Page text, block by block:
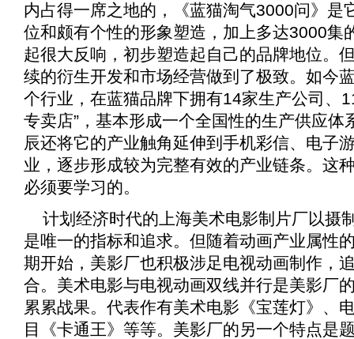
内占得一席之地的，《蓝猫淘气3000问》是
位和颇有个性的形象塑造，加上多达3000集
起很大反响，初步塑造起自己的品牌地位。
续的衍生开发和市场经营做到了极致。如今
个行业，在蓝猫品牌下拥有14家生产公司、
专卖店”，基本形成一个全国性的生产供应
辰还将它的产业触角延伸到手机彩信、电子
业，逐步形成较为完整有效的产业链条。这
必须要学习的。
计划经济时代的上海美术电影制片厂以摄
是唯一的指标和追求。但随着动画产业属性
期开始，美影厂也积极涉足电视动画制作，
合。美术电影与电视动画双线并行是美影厂
累累战果。代表作有美术电影《宝莲灯》、
目《卡通王》等等。美影厂的另一个特点是